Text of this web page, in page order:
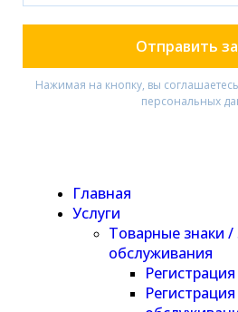
Отправить
Нажимая на кнопку, вы
персональных
Главная
Услуги
Товарные знаки /
обслуживания